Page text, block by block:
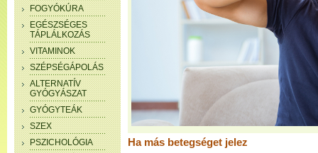
FOGYÓKÚRA
EGÉSZSÉGES
TÁPLÁLKOZÁS
VITAMINOK
SZÉPSÉGÁPOLÁS
ALTERNATÍV
GYÓGYÁSZAT
GYÓGYTEÁK
SZEX
PSZICHOLÓGIA
Ha más betegséget jelez